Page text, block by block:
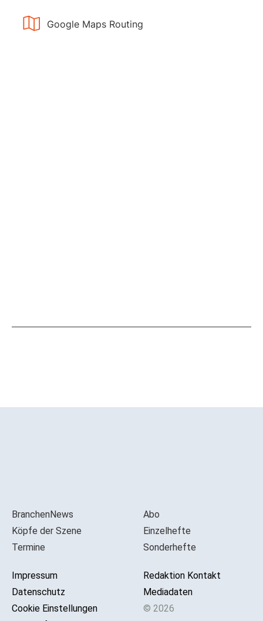
Google Maps Routing
BranchenNews
Köpfe der Szene
Termine
Impressum
Datenschutz
Cookie Einstellungen
Abo
Einzelhefte
Sonderhefte
Redaktion Kontakt
Mediadaten
© 2026